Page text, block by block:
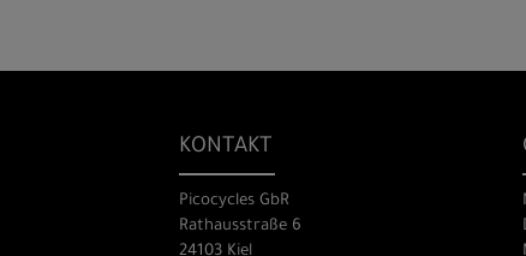
KONTAKT
Picocycles GbR
Rathausstraße 6
24103 Kiel